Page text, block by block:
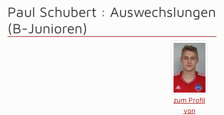
Paul Schubert : Auswechslungen
(B-Junioren)
zum Profil
von